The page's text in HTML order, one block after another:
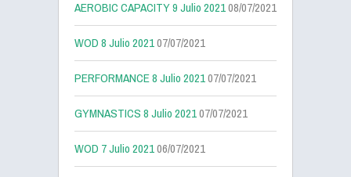
AEROBIC CAPACITY 9 Julio 202108/07/2021
WOD 8 Julio 202107/07/2021
PERFORMANCE 8 Julio 202107/07/2021
GYMNASTICS 8 Julio 202107/07/2021
WOD 7 Julio 202106/07/2021